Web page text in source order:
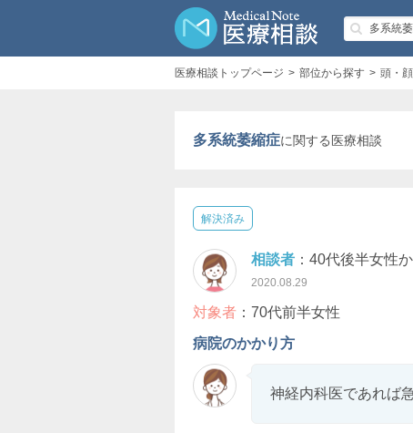
医療相談トップページ 部位から探す 頭・顔
多系統萎縮症に関する医療相談
解決済み
相談者 ：40代後半女性
2020.08.29
対象者 ：70代前半女性
病院のかかり方
神経内科医であれば